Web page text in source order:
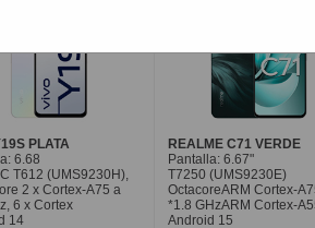
PLATA
6.68
T612 (UMS9230H),
2 x Cortex-A75 a
6 x Cortex
14
REALME C71 VERDE
Pantalla: 6.67"
T7250 (UMS9230E)
OctacoreARM Cortex-
*1.8 GHzARM Cortex-
Android 15